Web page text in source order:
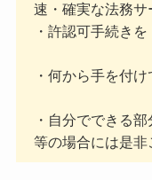
速・確実な法務サ
・許認可手続き
・何から手を付
・自分でできる
等の場合には是非